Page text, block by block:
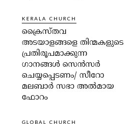
KERALA CHURCH
ക്രൈസ്തവ
അടയാളങ്ങളെ തിന്മകളുടെ
പ്രതിരൂപമാക്കുന്ന
ഗാനങ്ങൾ സെൻസർ
ചെയ്യപ്പെടണം/ സീറോ
മലബാർ സഭാ അൽമായ
ഫോറം
GLOBAL CHURCH